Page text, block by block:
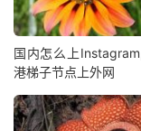
国内怎么上
港梯子节点上外网